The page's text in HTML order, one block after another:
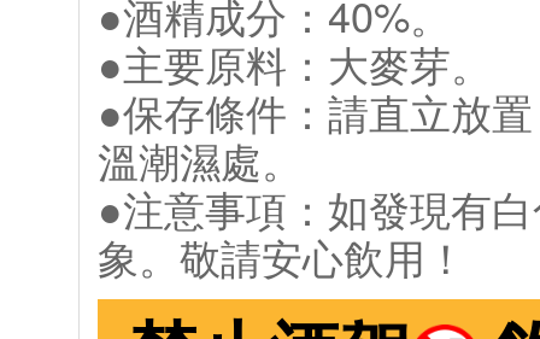
●酒精成分：40%。
●主要原料：大麥芽。
●保存條件：請直立放
溫潮濕處。
●注意事項：如發現有
象。敬請安心飲用！